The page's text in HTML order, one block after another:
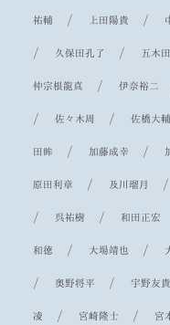
祐輔 / 上田陽貴 /
/ 久保田孔了 / 五木
仲宗根龍真 /伊奈裕二
/ 佐々木周 / 佐橋大輔
田眸 / 加藤成幸 /
原田利章 / 及川瑠月
/ 呉祐樹 / 和田正宏
和徳 / 大場靖也 /
/ 奥野将平 / 宇野友貴
凌 / 宮崎隆士 / 宮